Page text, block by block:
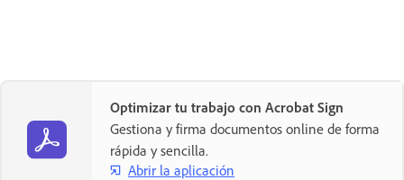
Optimizar tu trabajo con Acrobat Sign
Gestiona y firma documentos online de forma
rápida y sencilla.
Abrir la aplicación